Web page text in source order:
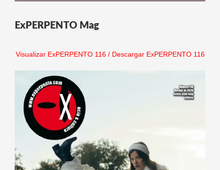
ExPERPENTO Mag
Visualizar ExPERPENTO 116/ Descargar ExPERPENTO 116